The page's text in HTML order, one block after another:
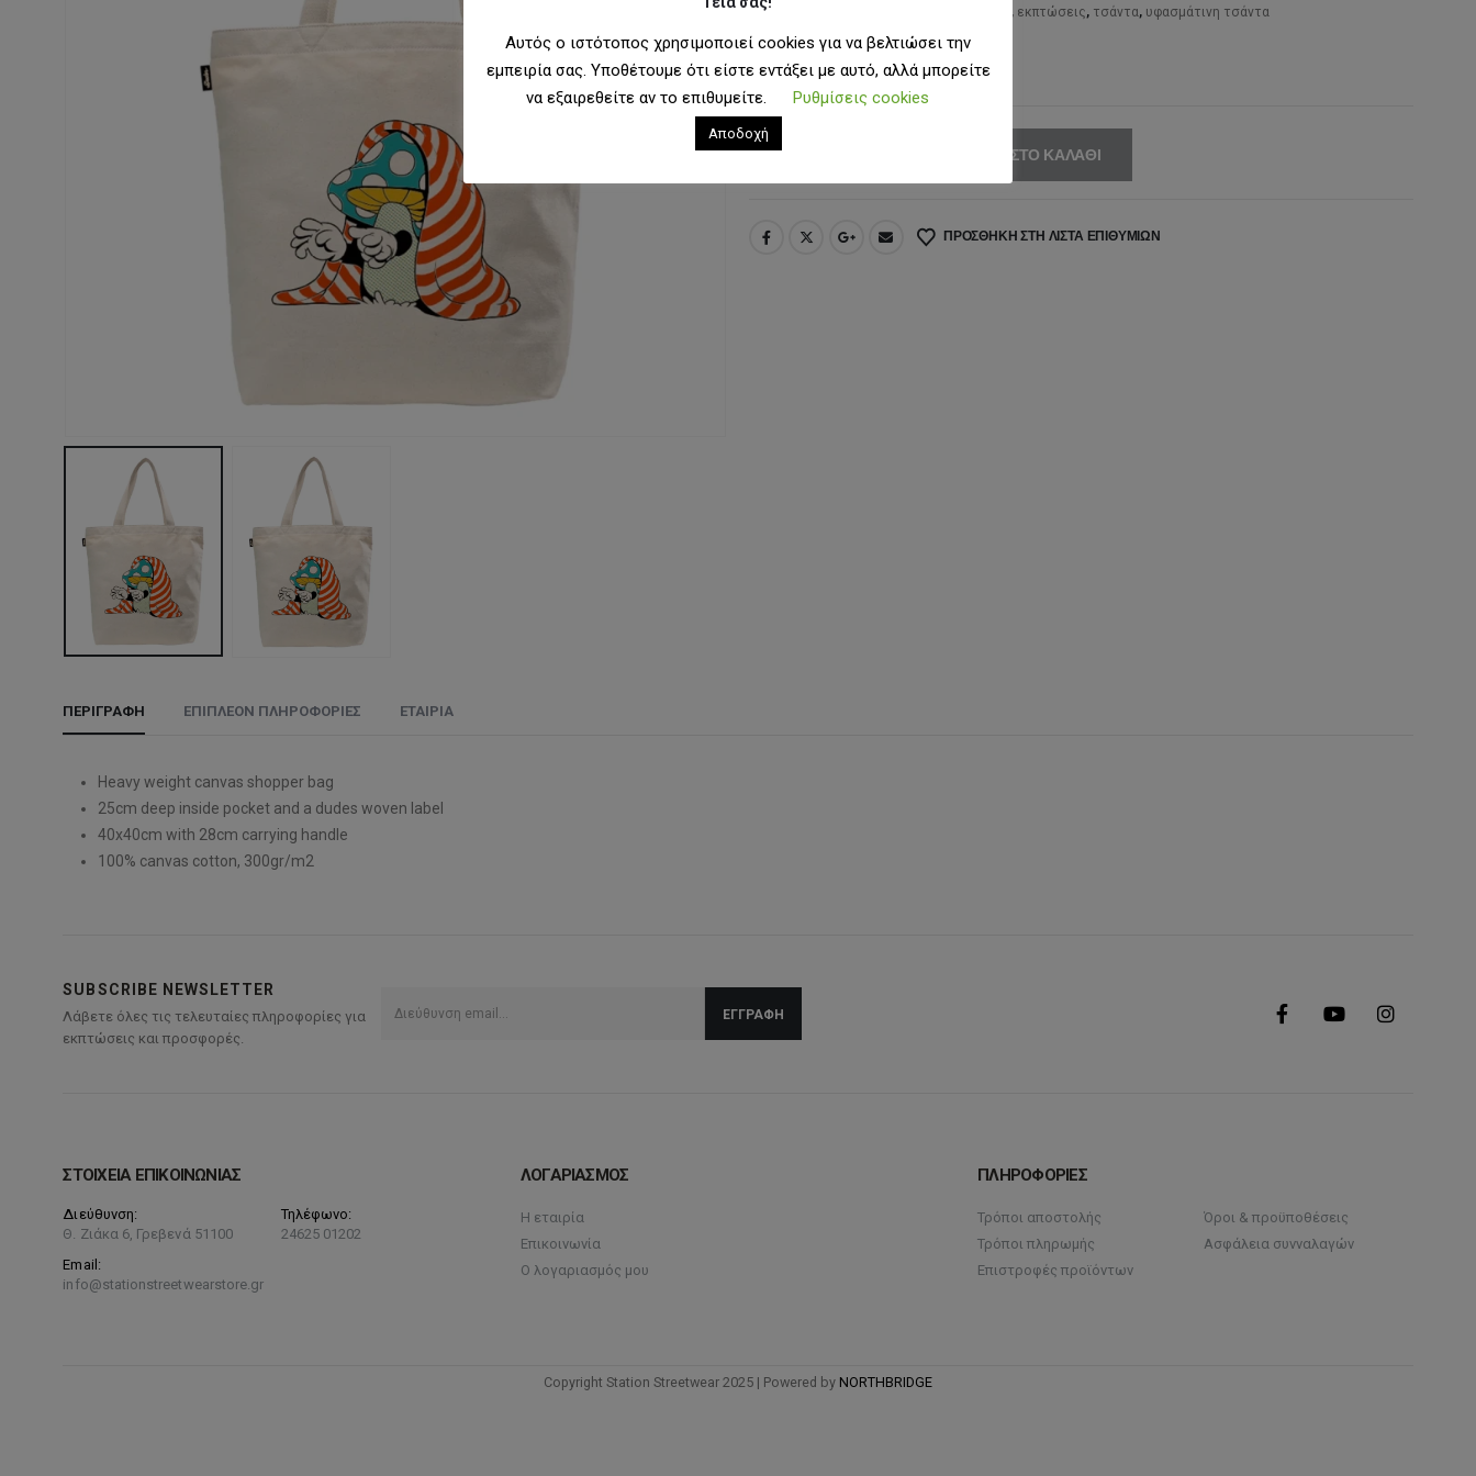
Ετικέτες:
, εκπτώσεις, τσάντα, υφασμάτινη τσάντα
ΜΈΓΕΘΟΣ
ΠΡΟΣΘΉΚΗ ΣΤΟ ΚΑΛΆΘΙ
ΠΡΟΣΘΉΚΗ ΣΤΗ ΛΊΣΤΑ ΕΠΙΘΥΜΙΏΝ
ΠΕΡΙΓΡΑΦΉ ΕΠΙΠΛΈΟΝ ΠΛΗΡΟΦΟΡΊΕΣ ΕΤΑΙΡΊΑ
Heavy weight canvas shopper bag
25cm deep inside pocket and a dudes woven label
40x40cm with 28cm carrying handle
100% canvas cotton, 300gr/m2
SUBSCRIBE NEWSLETTER
Λάβετε όλες τις τελευταίες πληροφορίες για
εκπτώσεις και προσφορές.
ΣΤΟΙΧΕΙΑ ΕΠΙΚΟΙΝΩΝΙΑΣ
Διεύθυνση:
Θ. Ζιάκα 6, Γρεβενά 51100
Τηλέφωνο:
24625 01202
Email:
info@stationstreetwearstore.gr
ΛΟΓΑΡΙΑΣΜΟΣ
Η εταιρία
Επικοινωνία
Ο λογαριασμός μου
ΠΛΗΡΟΦΟΡΙΕΣ
Τρόποι αποστολής
Τρόποι πληρωμής
Επιστροφές προϊόντων
Όροι & προϋποθέσεις
Ασφάλεια συνναλαγών
Copyright Station Streetwear 2025 | Powered by NORTHBRIDGE
Αυτός ο ιστότοπος χρησιμοποιεί cookies για να βελτιώσει την
εμπειρία σας. Υποθέτουμε ότι είστε εντάξει με αυτό, αλλά μπορείτε
να εξαιρεθείτε αν το επιθυμείτε.
Ρυθμίσεις cookies
Αποδοχή